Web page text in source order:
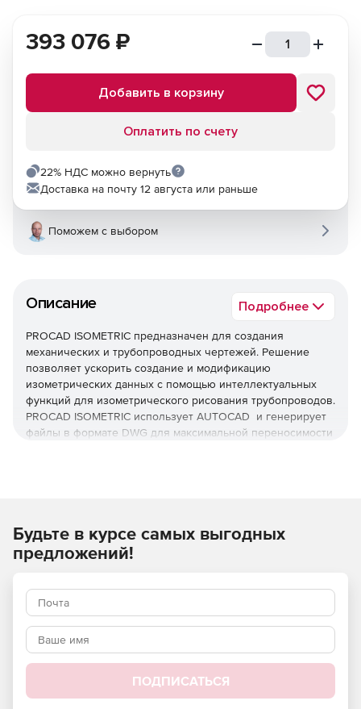
Описание Подробнее
PROCAD ISOMETRIC предназначен для создания
механических и трубопроводных чертежей. Решение
позволяет ускорить создание и модификацию
изометрических данных с помощью интеллектуальных
функций для изометрического рисования трубопроводов.
PROCAD ISOMETRIC использует AUTOCAD и генерирует
файлы в формате DWG для максимальной переносимости
иметь фланцевую, резьбовую, раструбную и стыковую
сварку.
Spec управляется с проверкой соответствия фона, чтобы
убедиться, что ввод точен.
Параметры переопределения.
можно легко переопределить операционную
спецификацию. Решение позволит приступить к
переопределению после оповещения об ожидаемом
393 076 ₽
Добавить в корзину
Оплатить по счету
22% НДС можно вернуть
Доставка на почту 12 августа или раньше
Поможем с выбором
Будьте в курсе самых выгодных
предложений!
ПОДПИСАТЬСЯ